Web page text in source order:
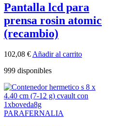
Pantalla lcd para
prensa rosin atomic
(recambio)
102,08 € Añadir al carrito
999 disponibles
PARAFERNALIA